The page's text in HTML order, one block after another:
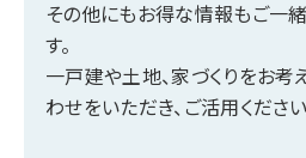
その他にもお得な情報もご一
す。
一戸建や土地、家づくりをお
わせをいただき、ご活用ください